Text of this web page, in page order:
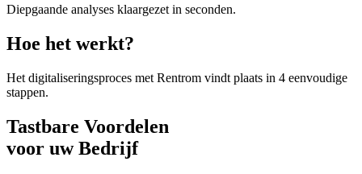
Diepgaande analyses klaargezet in seconden.
Hoe het werkt?
Het digitaliseringsproces met Rentrom vindt plaats in 4 eenvoudige
stappen.
Tastbare Voordelen
voor uw Bedrijf